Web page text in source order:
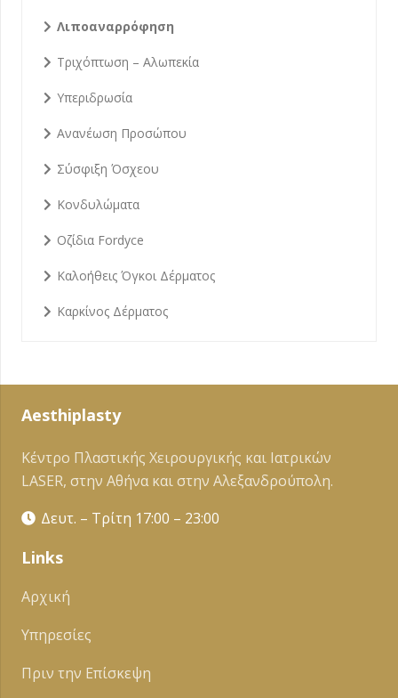
Λιποαναρρόφηση
Τριχόπτωση – Αλωπεκία
Υπεριδρωσία
Ανανέωση Προσώπου
Σύσφιξη Όσχεου
Κονδυλώματα
Οζίδια Fordyce
Καλοήθεις Όγκοι Δέρματος
Καρκίνος Δέρματος
Aesthiplasty
Κέντρο Πλαστικής Χειρουργικής και Ιατρικών
LASER, στην Αθήνα και στην Αλεξανδρούπολη.
Δευτ. – Τρίτη 17:00 – 23:00
Links
Αρχική
Υπηρεσίες
Πριν την Επίσκεψη